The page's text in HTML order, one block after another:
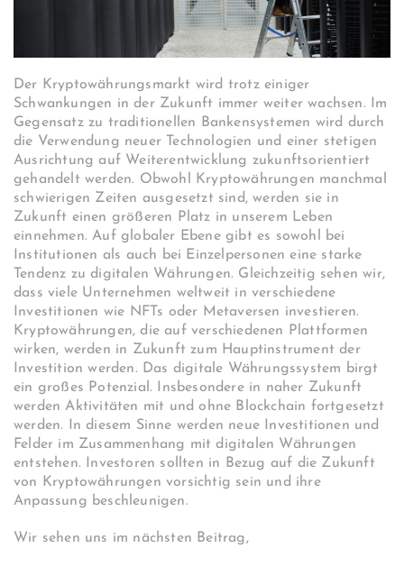
Der Kryptowährungsmarkt wird trotz einiger
Schwankungen in der Zukunft immer weiter wachsen. Im
Gegensatz zu traditionellen Bankensystemen wird durch
die Verwendung neuer Technologien und einer stetigen
Ausrichtung auf Weiterentwicklung zukunftsorientiert
gehandelt werden. Obwohl Kryptowährungen manchmal
schwierigen Zeiten ausgesetzt sind, werden sie in
Zukunft einen größeren Platz in unserem Leben
einnehmen. Auf globaler Ebene gibt es sowohl bei
Institutionen als auch bei Einzelpersonen eine starke
Tendenz zu digitalen Währungen. Gleichzeitig sehen wir,
dass viele Unternehmen weltweit in verschiedene
Investitionen wie NFTs oder Metaversen investieren.
Kryptowährungen, die auf verschiedenen Plattformen
wirken, werden in Zukunft zum Hauptinstrument der
Investition werden. Das digitale Währungssystem birgt
ein großes Potenzial. Insbesondere in naher Zukunft
werden Aktivitäten mit und ohne Blockchain fortgesetzt
werden. In diesem Sinne werden neue Investitionen und
Felder im Zusammenhang mit digitalen Währungen
entstehen. Investoren sollten in Bezug auf die Zukunft
von Kryptowährungen vorsichtig sein und ihre
Anpassung beschleunigen.
Wir sehen uns im nächsten Beitrag,